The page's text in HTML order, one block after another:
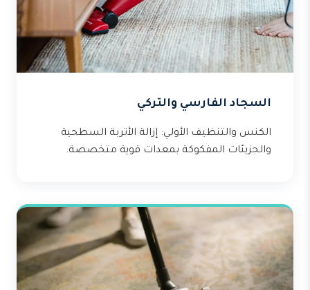
السجاد الفارسي والتركي
الكنس والتنظيف الأولي: إزالة الأتربة السطحية
والجزيئات المفكوكة بمعدات قوية متخصصة.